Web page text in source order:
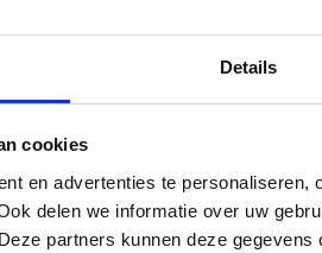
Details
cookies
en advertenties te
delen we informatie over uw
partners kunnen deze
een budget van om en bij de 15
maar ook de nodige logistieke
echter nog dwars waardoor het
vind je hier.